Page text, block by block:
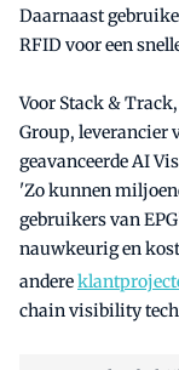
Daarnaast
RFID voor een
Voor Stack &
Group, leverancier
geavanceerde AI
'Zo kunnen
gebruikers van
nauwkeurig en
andere
chain visibility